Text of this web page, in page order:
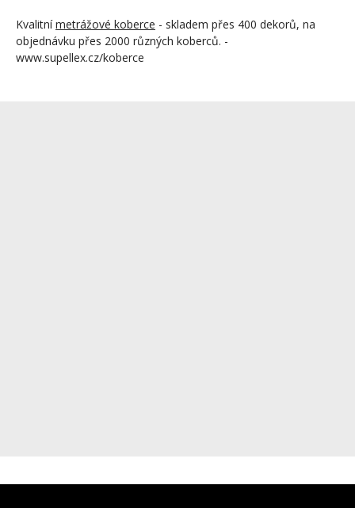
Kvalitnímetrážové koberce - skladem přes 400 dekorů, na
objednávku přes 2000 různých koberců. -
www.supellex.cz/koberce